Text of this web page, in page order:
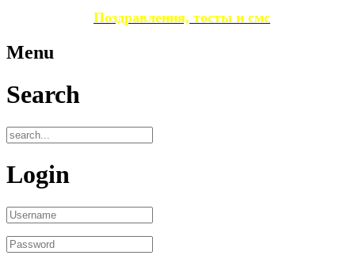
Поздравления, тосты и смс
Menu
Search
Login